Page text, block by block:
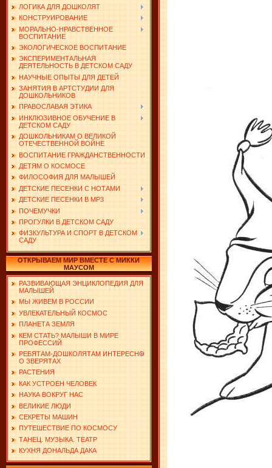
ЛОГИКА ДЛЯ ДОШКОЛЯТ
КОНСТРУИРОВАНИЕ
МОРАЛЬНО-НРАВСТВЕННОЕ
ВОСПИТАНИЕ
ЭКОЛОГИЧЕСКОЕ ВОСПИТАНИЕ
ЭКСПЕРИМЕНТАЛЬНАЯ
ДЕЯТЕЛЬНОСТЬ В ДЕТСКОМ САДУ
НАУЧНЫЕ ОПЫТЫ ДЛЯ ДЕТЕЙ
ЗАНЯТИЯ В АРТСТУДИИ ДЛЯ
ДОШКОЛЬНИКОВ
ПРАВОСЛАВАЯ ЭТИКА
ИНКЛЮЗИВНОЕ ОБУЧЕНИЕ В
ДЕТСКОМ САДУ
ДОШКОЛЬНИКАМ О ВЕЛИКОЙ
ОТЕЧЕСТВЕННОЙ ВОЙНЕ
ВОСПИТАНИЕ ГРАЖДАНСТВЕННОСТИ
ДЕТЯМ О КОСМОСЕ
ФИЛОСОФИЯ ДЛЯ МАЛЫШЕЙ
ДЕТСКИЕ ПЕСЕНКИ С НОТАМИ
ДЕТСКИЕ ПЕСЕНКИ В MP3
ПОЧЕМУЧКИ
ПРОГУЛКИ В ДЕТСКОМ САДУ
ФИЗКУЛЬТУРА И СПОРТ В ДЕТСКОМ
САДУ
ОТКРЫВАЕМ МИР ВМЕСТЕ С МИККИ
МАУСОМ
РАЗВИВАЮЩАЯ ЭНЦИКЛОПЕДИЯ ДЛЯ
МАЛЫШЕЙ
МЫ ЖИВЕМ В РОССИИ
УВЛЕКАТЕЛЬНЫЙ КОСМОС
ПЛАНЕТА ЗЕМЛЯ
КЕМ СТАТЬ? МАЛЫШИ В МИРЕ
ПРОФЕССИЙ
РЕБЯТАМ-ДОШКОЛЯТАМ ИНТЕРЕСНО
О ЗВЕРЯТАХ
РАСТЕНИЯ
КАК УСТРОЕН ЧЕЛОВЕК
НАУКА ВОКРУГ НАС
ВЕЛИКИЕ ЛЮДИ
СЕКРЕТЫ МАШИН
ПУТЕШЕСТВИЕ ПО КОСМОСУ
ТАНЕЦ. МУЗЫКА. ТЕАТР
КУХНЯ ДОНАЛЬДА ДАКА